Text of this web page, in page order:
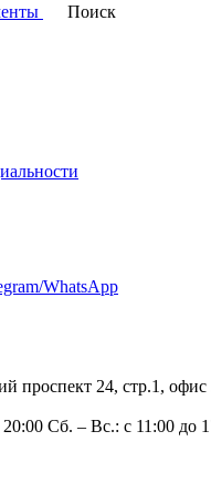
Поиск
WhatsApp
проспект 24, стр.1, офис
Сб. – Вс.: с 11:00 до